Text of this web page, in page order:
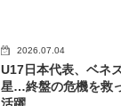
2026.07.04
U17日本代表、ベネ
星…終盤の危機を救